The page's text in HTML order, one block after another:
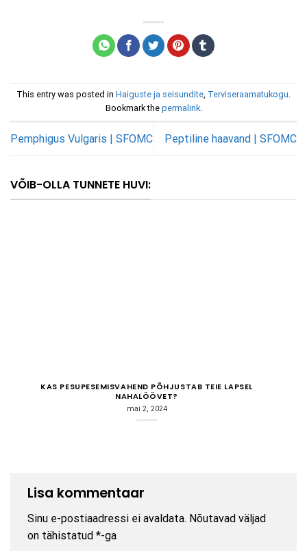
This entry was posted in Haiguste ja seisundite, Terviseraamatukogu.
Bookmark the permalink.
Pemphigus Vulgaris | SFOMC Peptiline haavand | SFOMC
VÕIB-OLLA TUNNETE HUVI:
KAS PESUPESEMISVAHEND PÕHJUSTAB TEIE LAPSEL
NAHALÖÖVET?
mai 2, 2024
Lisa kommentaar
Sinu e-postiaadressi ei avaldata. Nõutavad väljad
on tähistatud *-ga